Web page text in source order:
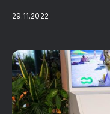
29.11.2022